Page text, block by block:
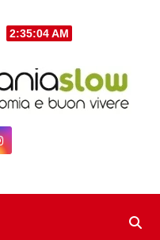
2:35:05 AM